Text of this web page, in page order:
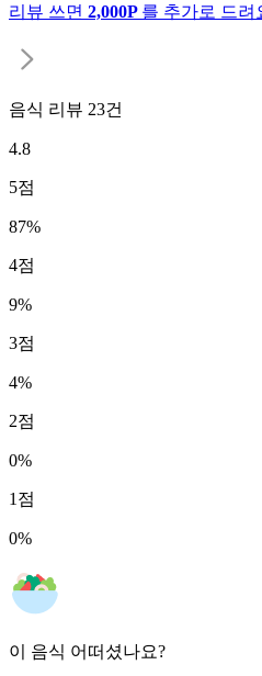
리뷰 쓰면 2,000P 를 추가로 드려
음식 리뷰 23건
4.8
5점
87%
4점
9%
3점
4%
2점
0%
1 점
0%
이 음식 어떠셨나요?